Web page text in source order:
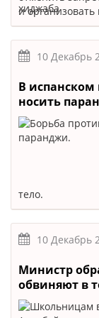
и организовать
10 Декабрь
В испанском
носить
тело.
10 Декабрь
Министр
обвиняют в